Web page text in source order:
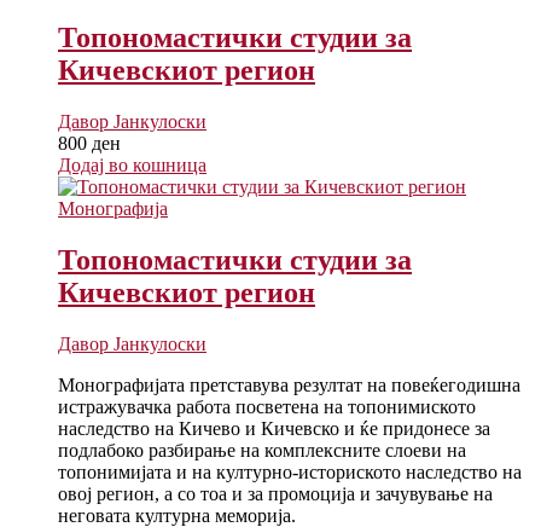
Топономастички студии за
Кичевскиот регион
Давор Јанкулоски
800 ден
Додај во кошница
Монографија
Топономастички студии за
Кичевскиот регион
Давор Јанкулоски
Монографијата претставува резултат на повеќегодишна
истражувачка работа посветена на топонимиското
наследство на Кичево и Кичевско и ќе придонесе за
подлабоко разбирање на комплексните слоеви на
топонимијата и на културно-историското наследство на
овој регион, а со тоа и за промоција и зачувување на
неговата културна меморија.